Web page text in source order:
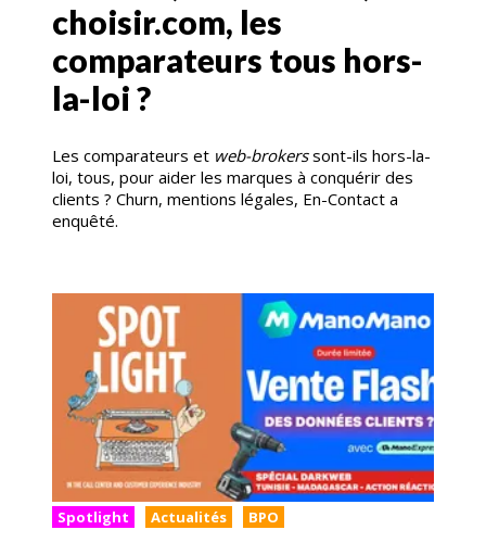
choisir.com, les
comparateurs tous hors-
la-loi ?
Les comparateurs et web-brokerssont-ils hors-la-
loi, tous, pour aider les marques à conquérir des
clients ? Churn, mentions légales, En-Contact a
enquêté.
Spotlight Actualités BPO